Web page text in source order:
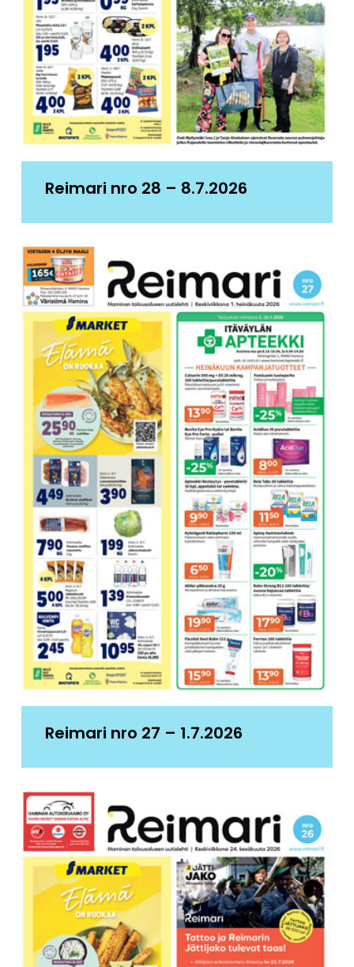
Reimari nro 28 – 8.7.2026
Reimari nro 27 – 1.7.2026